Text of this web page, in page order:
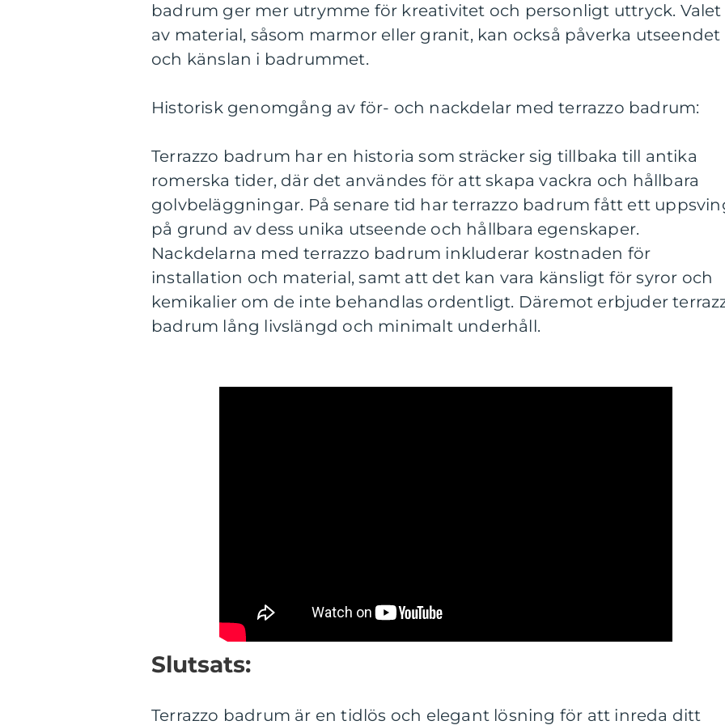
badrum ger mer utrymme för kreativitet och personligt uttryck. Valet
av material, såsom marmor eller granit, kan också påverka utseendet
och känslan i badrummet.
Historisk genomgång av för- och nackdelar med terrazzo badrum:
Terrazzo badrum har en historia som sträcker sig tillbaka till antika
romerska tider, där det användes för att skapa vackra och hållbara
golvbeläggningar. På senare tid har terrazzo badrum fått ett
på grund av dess unika utseende och hållbara egenskaper.
Nackdelarna med terrazzo badrum inkluderar kostnaden för
installation och material, samt att det kan vara känsligt för syror och
kemikalier om de inte behandlas ordentligt. Däremot erbjuder
badrum lång livslängd och minimalt underhåll.
Slutsats:
Terrazzo badrum är en tidlös och elegant lösning för att inreda ditt